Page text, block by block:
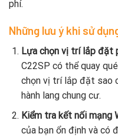
phí.
Những lưu ý khi sử
Lựa chọn vị trí lắp đặt
C22SP có thể quay
chọn vị trí lắp đặt sao
hành lang chung cư.
Kiểm tra kết nối mạng
của bạn ổn định và có